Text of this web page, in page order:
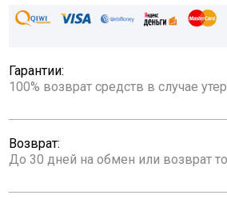
Гарантии:
100% возврат средств в случае
Возврат:
До 30 дней на обмен или возврат